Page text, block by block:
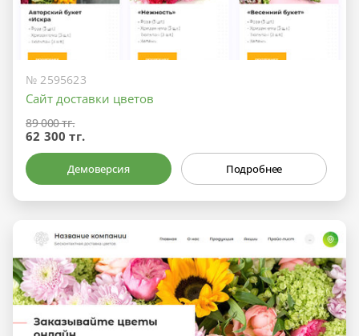
№ 2595623
Сайт доставки цветов
89 000 тг.
62 300 тг.
Демоверсия Подробнее